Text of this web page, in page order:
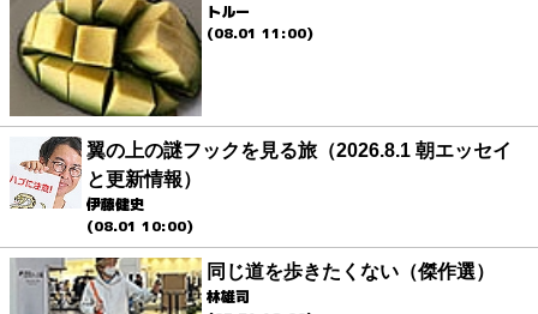
トルー
(08.01 11:00)
翼の上の謎フックを見る旅（2026.8.1 朝エッセイ
と更新情報）
伊藤健史
(08.01 10:00)
同じ道を歩きたくない（傑作選）
林雄司